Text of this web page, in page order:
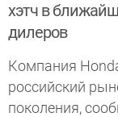
хэтч в
дилеров
Компания
российский
поколения,